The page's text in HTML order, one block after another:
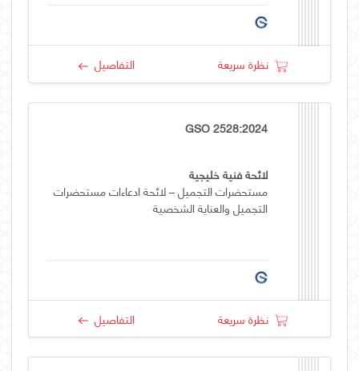
نظرة سريعة التفاصيل
GSO 2528:2024
لائحة فنية خليجية
مستحضرات التجميل – لائحة ادعاءات مستحضرات
التجميل والعناية الشخصية
نظرة سريعة التفاصيل